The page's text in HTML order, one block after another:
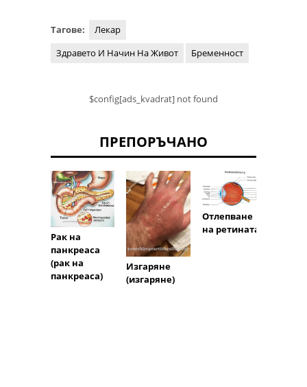
Тагове:
Лекар
Здравето И Начин На Живот
Бременност
$config[ads_kvadrat] not found
ПРЕПОРЪЧАНО
Рак на
панкреаса
(рак на
панкреаса)
Изгаряне
(изгаряне)
Отлепване
на ретината